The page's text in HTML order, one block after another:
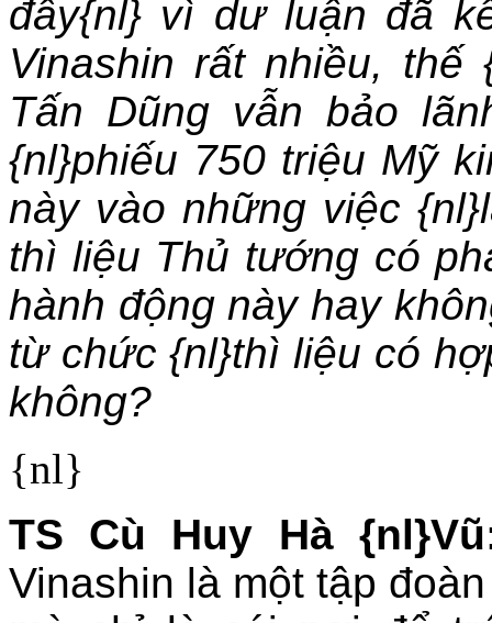
đây{nl} vì dư luận đã
Vinashin rất nhiều, thế
Tấn Dũng vẫn bảo
{nl}phiếu 750 triệu Mỹ
này vào những việc
thì liệu Thủ tướng có
hành động này hay
từ chức {nl}thì liệu có
không?
{nl}
TS Cù Huy Hà
Vinashin là một tập